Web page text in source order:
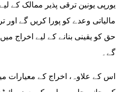
مالیاتی وعدے کو پورا کریں گے
حق کو یقینی بنانے کے لیے اخراج
گے۔
اس کے علاوہ، اخراج کے معیارات